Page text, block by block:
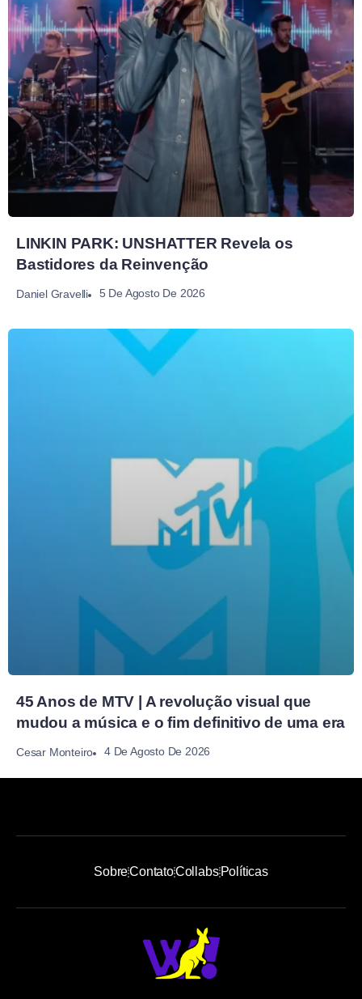
LINKIN PARK: UNSHATTER Revela os
Bastidores da Reinvenção
Daniel Gravelli 5 De Agosto De 2026
45 Anos de MTV | A revolução visual que
mudou a música e o fim definitivo de uma era
Cesar Monteiro 4 De Agosto De 2026
SobreContatoCollabsPolíticas